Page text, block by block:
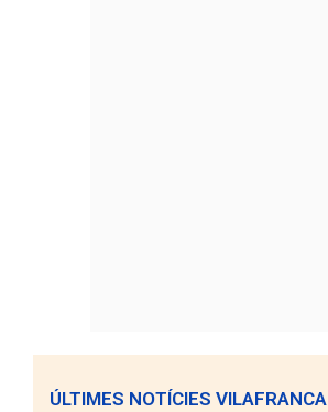
ÚLTIMES NOTÍCIES VILAFRANCA